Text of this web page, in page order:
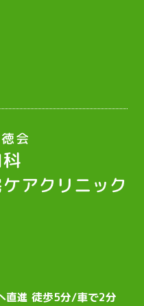
直進 徒歩5分/車で2分